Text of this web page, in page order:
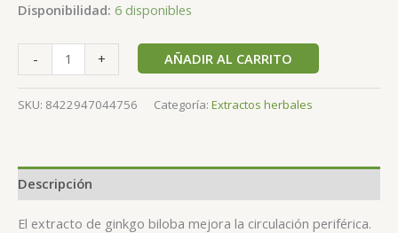
Disponibilidad: 6 disponibles
- + AÑADIR AL CARRITO
SKU: 8422947044756 Categoría: Extractos herbales
Descripción
El extracto de ginkgo biloba mejora la circulación periférica.